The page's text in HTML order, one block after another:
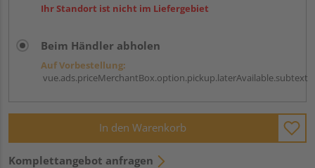
Ihr Standort ist nicht im Liefergebiet
Beim Händler abholen
Auf Vorbestellung:
vue.ads.priceMerchantBox.option.pickup.laterAvailable.subtext
In den Warenkorb
Komplettangebot anfragen